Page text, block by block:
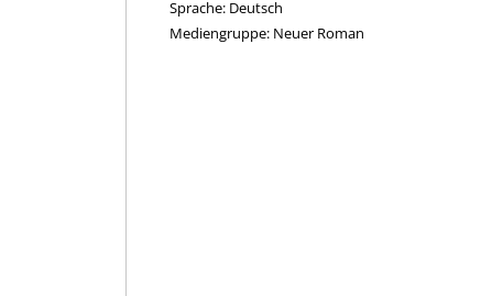
Suche nach dieser Beteiligten Person
Sprache: Deutsch
Mediengruppe: Neuer Roman